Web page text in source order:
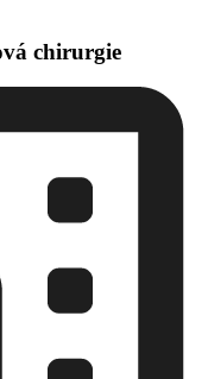
chirurgie